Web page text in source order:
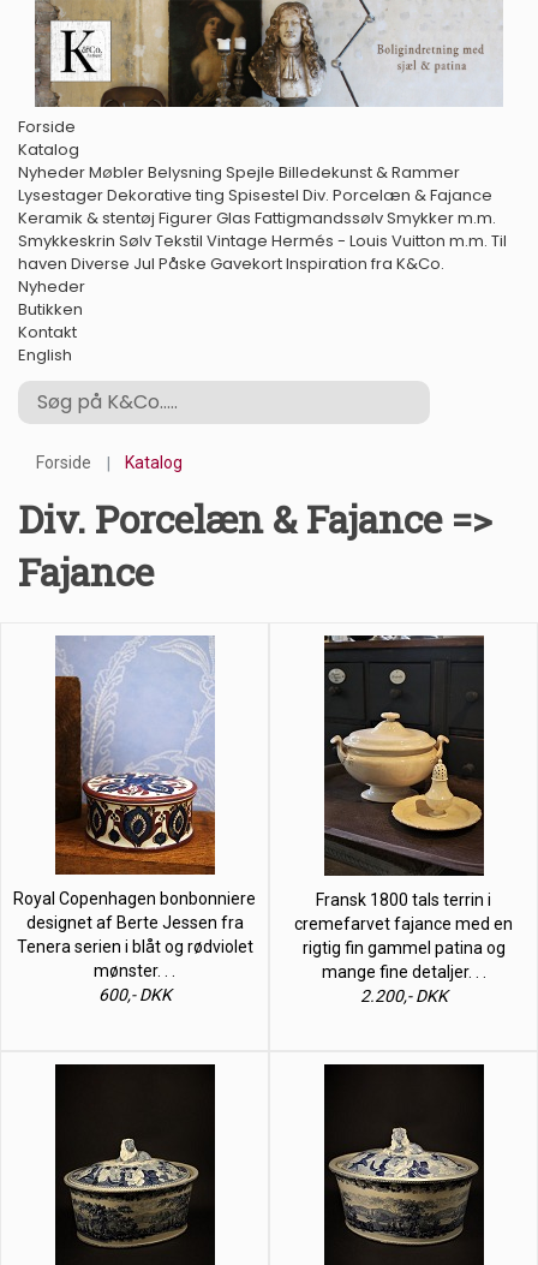
Forside
Katalog
NyhederMøblerBelysning Spejle Billedekunst & Rammer
LysestagerDekorative ting Spisestel Div. Porcelæn & Fajance
Keramik & stentøj FigurerGlas FattigmandssølvSmykker m.m.
Smykkeskrin SølvTekstil Vintage Hermés - Louis Vuitton m.m. Til
haven Diverse Jul Påske GavekortInspiration fra K&Co.
Nyheder
Butikken
Kontakt
English
Forside Katalog
Div. Porcelæn & Fajance =>
Fajance
Royal Copenhagen bonbonniere
designet af Berte Jessen fra
Tenera serien i blåt og rødviolet
mønster. . .
600,- DKK
Fransk 1800 tals terrin i
cremefarvet fajance med en
rigtig fin gammel patina og
mange fine detaljer. . .
2.200,- DKK